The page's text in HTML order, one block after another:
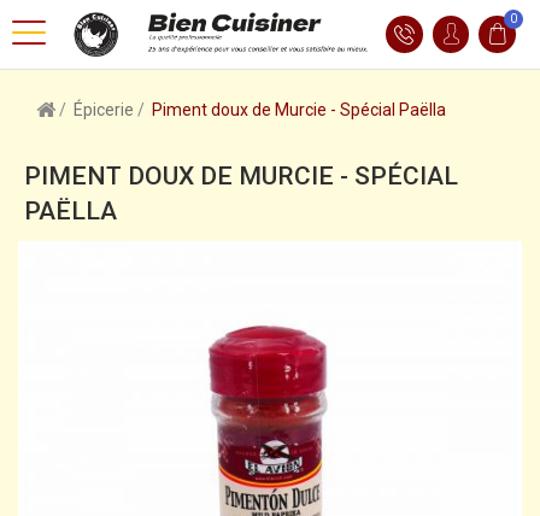
0
Épicerie Piment doux de Murcie - Spécial Paëlla
PIMENT DOUX DE MURCIE - SPÉCIAL
PAËLLA